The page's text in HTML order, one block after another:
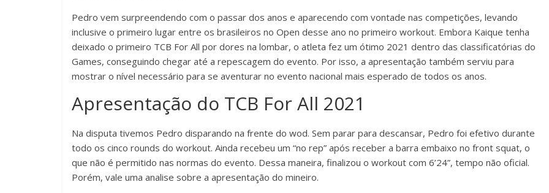
Pedro vem surpreendendo com o passar dos anos e aparecendo com vontade nas competições, levando
inclusive o primeiro lugar entre os brasileiros no Open desse ano no primeiro workout. Embora Kaique tenha
deixado o primeiro TCB For All por dores na lombar, o atleta fez um ótimo 2021 dentro das classificatórias do
Games, conseguindo chegar até a repescagem do evento. Por isso, a apresentação também serviu para
mostrar o nível necessário para se aventurar no evento nacional mais esperado de todos os anos.
Apresentação do TCB For All 2021
Na disputa tivemos Pedro disparando na frente do wod. Sem parar para descansar, Pedro foi efetivo durante
todo os cinco rounds do workout. Ainda recebeu um “no rep” após receber a barra embaixo no front squat, o
que não é permitido nas normas do evento. Dessa maneira, finalizou o workout com 6’24”, tempo não oficial.
Porém, vale uma analise sobre a apresentação do mineiro.